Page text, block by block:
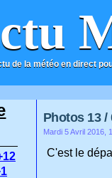
de la météo en direct
Photos 13 /
Mardi 5 Avril 2016,
C'est le